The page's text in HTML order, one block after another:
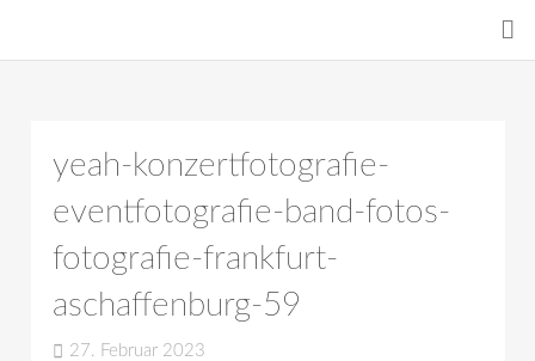
yeah-konzertfotografie-
eventfotografie-band-fotos-
fotografie-frankfurt-
aschaffenburg-59
27. Februar 2023